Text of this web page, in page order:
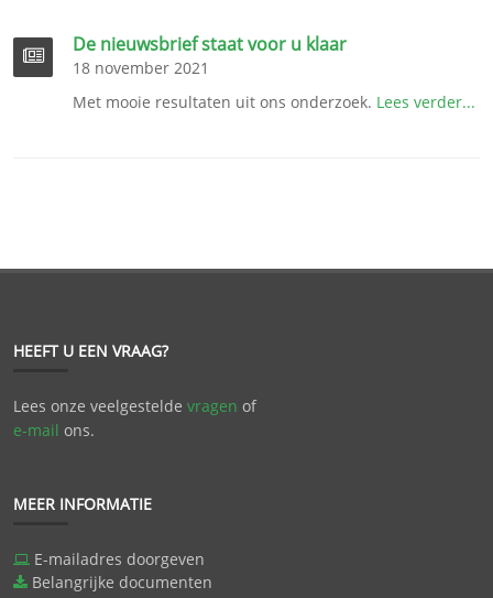
De nieuwsbrief staat voor u klaar
18 november 2021
Met mooie resultaten uit ons onderzoek. Lees verder...
HEEFT U EEN VRAAG?
Lees onze veelgestelde vragen of
e-mail ons.
MEER INFORMATIE
E-mailadres doorgeven
Belangrijke documenten